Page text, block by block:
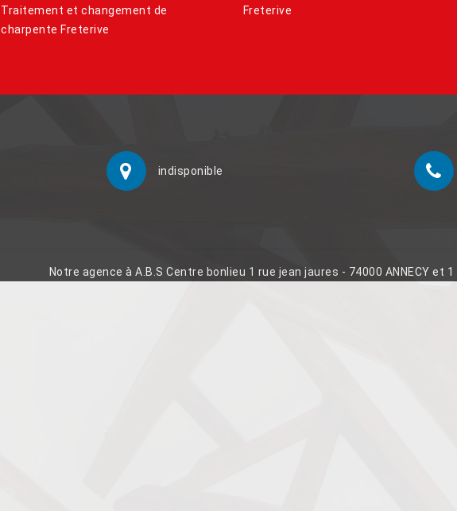
Traitement et changement de
charpente Freterive
Freterive
indisponible
Notre agence à A.B.S Centre bonlieu 1 rue jean jaures - 74000 ANNECY et 1